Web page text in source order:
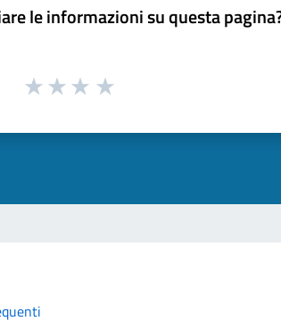
le informazioni su questa